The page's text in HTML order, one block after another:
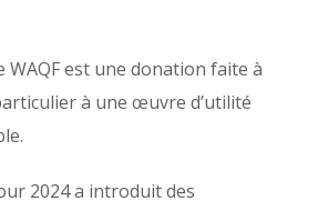
WAQF est une donation faite à
à une œuvre d’utilité
2024 a introduit des